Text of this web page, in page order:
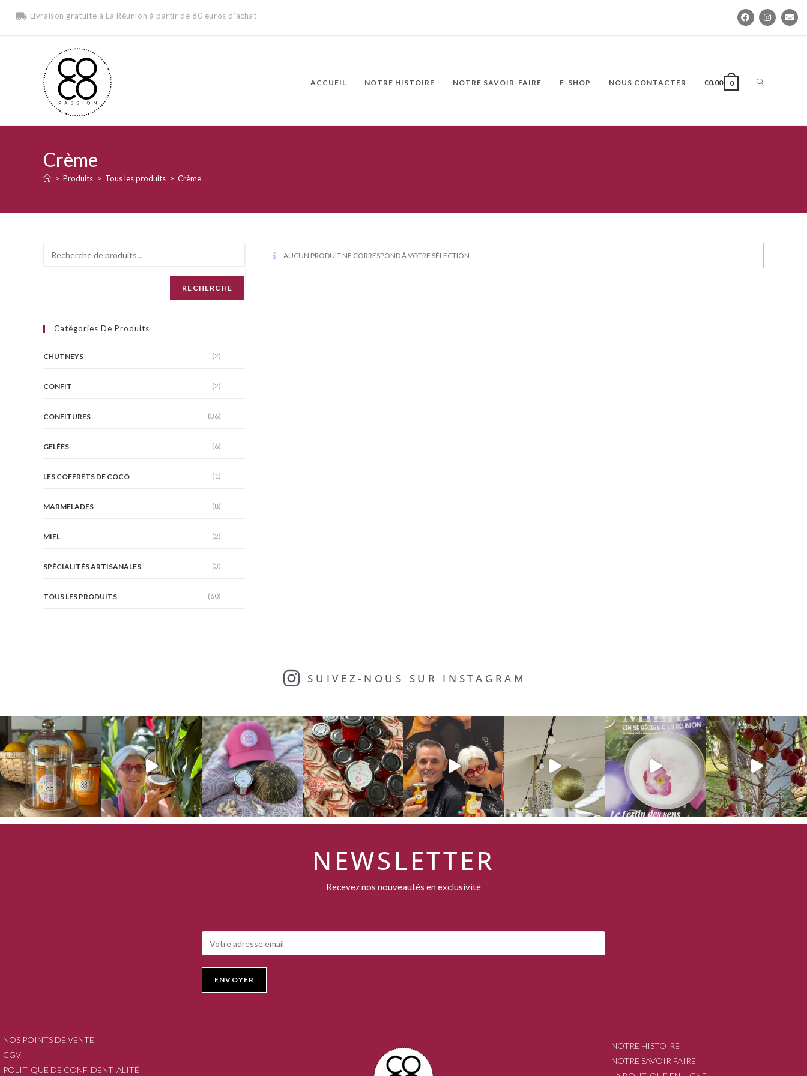
Livraison gratuite à La Réunion à partir de 80 euros d'achat
ACCUEIL NOTRE HISTOIRE NOTRE SAVOIR-FAIRE E-SHOP NOUS CONTACTER €0.00 0
Crème
> Produits > Tous les produits > Crème
AUCUN PRODUIT NE CORRESPOND À VOTRE SÉLECTION.
RECHERCHE
Catégories De Produits
CHUTNEYS (2)
CONFIT (2)
CONFITURES (36)
GELÉES (6)
LES COFFRETS DE COCO (1)
MARMELADES (8)
MIEL (2)
SPÉCIALITÉS ARTISANALES (3)
TOUS LES PRODUITS (60)
SUIVEZ-NOUS SUR INSTAGRAM​
NEWSLETTER
Recevez nos nouveautés en exclusivité
NOS POINTS DE VENTE
CGV
POLITIQUE DE CONFIDENTIALITÉ
NOTRE HISTOIRE
NOTRE SAVOIR FAIRE